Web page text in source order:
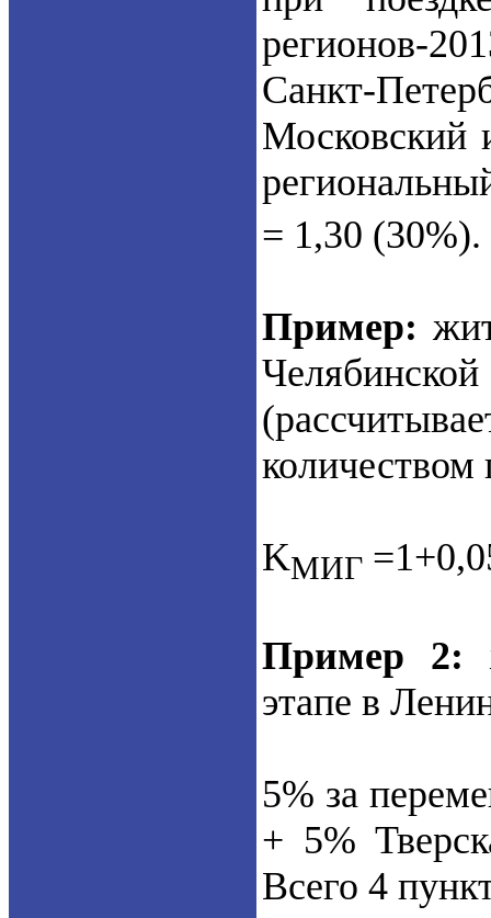
регионов-
Санкт-
Московский
= 1,30 (30%).
Пример:
количеством
KМИГ
Пример 2:
этапе в
5% за
+ 5%
Всего 4